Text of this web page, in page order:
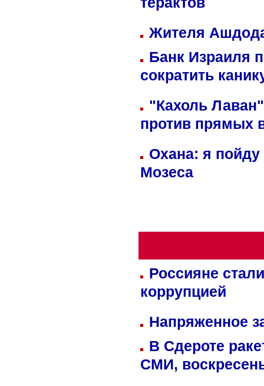
терактов
Жителя
Банк Израиля
сократить
"Кахоль
против прямых
Охана: я пойду
Мозеса
Россияне
коррупцией
Напряженное
В Сдероте
СМИ,